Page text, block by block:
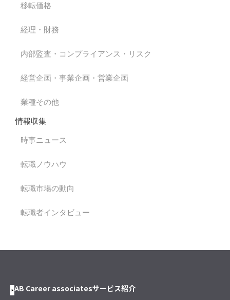
移転価格
経理・財務
内部監査・コンプライアンス・リスク
経営企画・事業企画・営業企画
業種その他
情報収集
時事ニュース
転職ノウハウ
転職市場の動向
転職者インタビュー
AB Career associatesサービス紹介